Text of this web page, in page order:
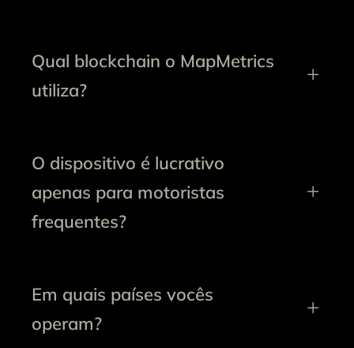
Qual blockchain o MapMetrics
utiliza?
O dispositivo é lucrativo
apenas para motoristas
frequentes?
Em quais países vocês
operam?